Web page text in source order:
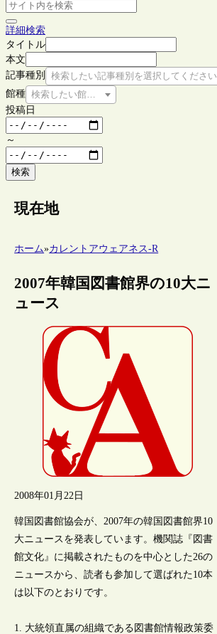
詳細検索
タイトル
本文
記事種別
検索したい記事種別を選択してください
館種 検索したい館種を選択してください
投稿日
～
検索
現在地
ホーム»カレントアウェアネス-R
2007年韓国図書館界の10大ニ
ュース
2008年01月22日
韓国図書館協会が、2007年の韓国図書館界10
大ニュースを発表しています。機関誌『図書
館文化』に掲載されたものを中心とした26の
ニュースから、読者も参加して選ばれた10本
は以下のとおりです。
1. 大統領直属の組織である図書館情報政策委